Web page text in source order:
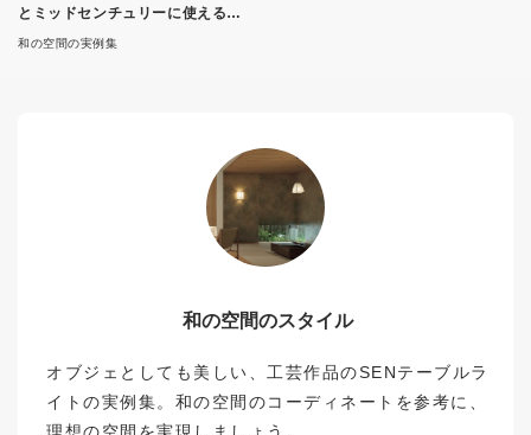
とミッドセンチュリーに使える雰
囲気
和の空間の実例集
和の空間のスタイル
オブジェとしても美しい、工芸作品のSENテーブルラ
イトの実例集。和の空間のコーディネートを参考に、